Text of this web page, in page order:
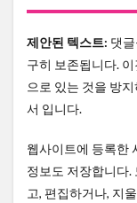
제안된 텍스트: 댓
구히 보존됩니다.
으로 있는 것을 방
서 입니다.
웹사이트에 등록한
정보도 저장합니다.
고, 편집하거나, 지